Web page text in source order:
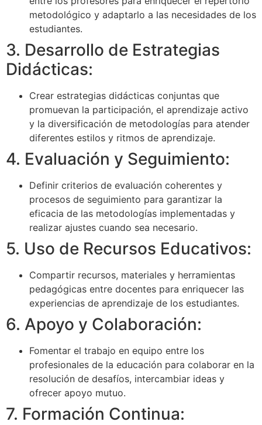
metodológico y adaptarlo a las necesidades de los
estudiantes.
3. Desarrollo de Estrategias
Didácticas:
Crear estrategias didácticas conjuntas que
promuevan la participación, el aprendizaje activo
y la diversificación de metodologías para atender
diferentes estilos y ritmos de aprendizaje.
4. Evaluación y Seguimiento:
Definir criterios de evaluación coherentes y
procesos de seguimiento para garantizar la
eficacia de las metodologías implementadas y
realizar ajustes cuando sea necesario.
5. Uso de Recursos Educativos:
Compartir recursos, materiales y herramientas
pedagógicas entre docentes para enriquecer las
experiencias de aprendizaje de los estudiantes.
6. Apoyo y Colaboración:
Fomentar el trabajo en equipo entre los
profesionales de la educación para colaborar en la
resolución de desafíos, intercambiar ideas y
ofrecer apoyo mutuo.
7. Formación Continua: